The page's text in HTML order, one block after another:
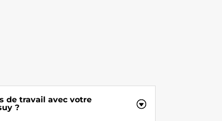
de travail avec votre
?